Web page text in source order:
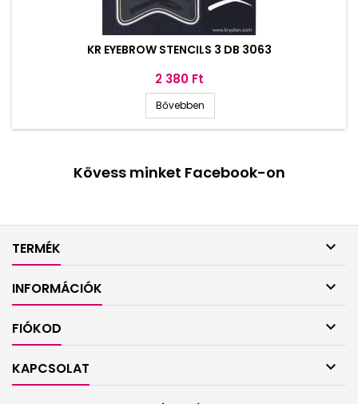
KR EYEBROW STENCILS 3 DB 3063
Ár
2 380 Ft
Bővebben
Kövess minket Facebook-on
TERMÉK 
INFORMÁCIÓK 
FIÓKOD 
KAPCSOLAT 